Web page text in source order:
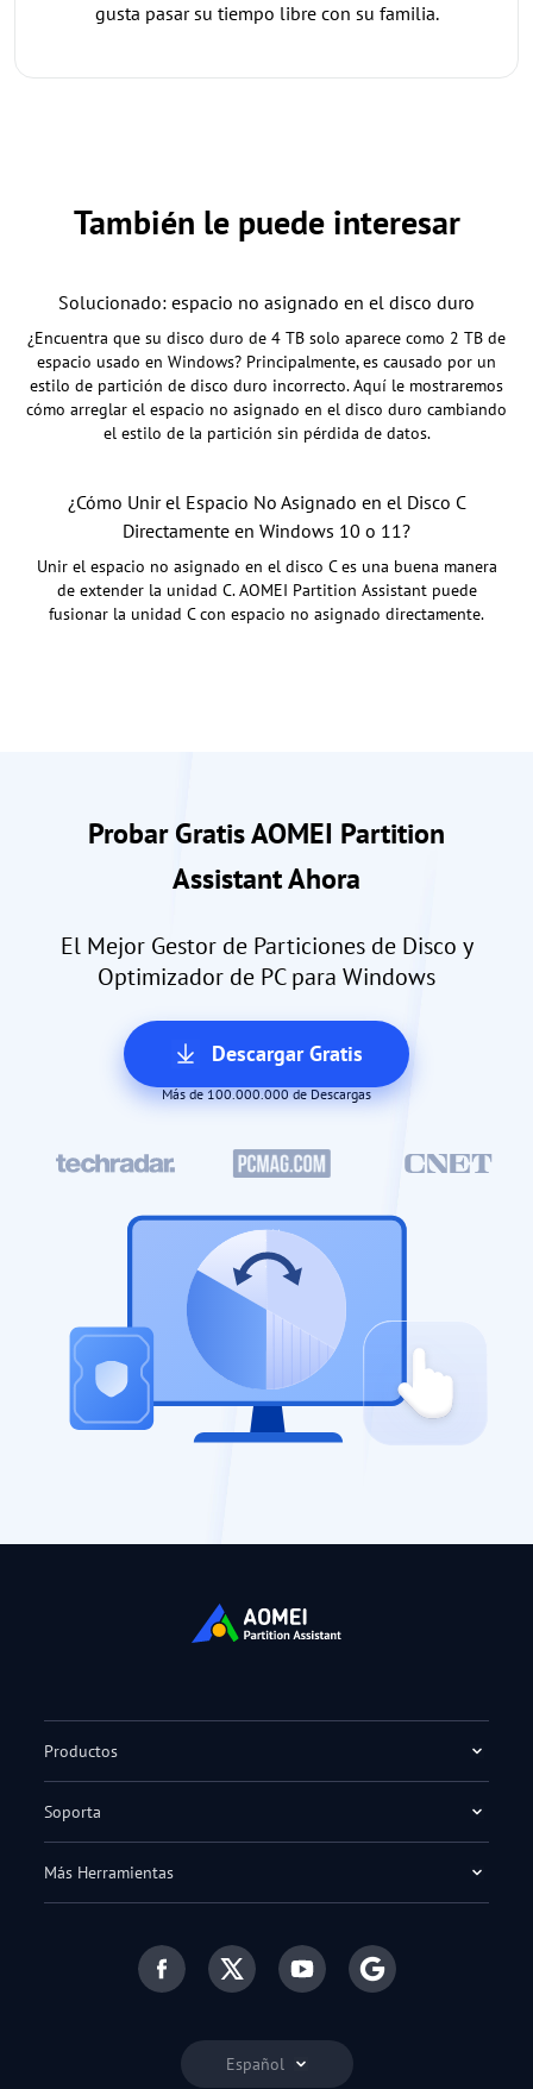
gusta pasar su tiempo libre con su familia.
También le puede interesar
Solucionado: espacio no asignado en el disco duro
¿Encuentra que su disco duro de 4 TB solo aparece como 2 TB de
espacio usado en Windows? Principalmente, es causado por un
estilo de partición de disco duro incorrecto. Aquí le mostraremos
cómo arreglar el espacio no asignado en el disco duro cambiando
el estilo de la partición sin pérdida de datos.
¿Cómo Unir el Espacio No Asignado en el Disco C
Directamente en Windows 10 o 11?
Unir el espacio no asignado en el disco C es una buena manera
de extender la unidad C. AOMEI Partition Assistant puede
fusionar la unidad C con espacio no asignado directamente.
Probar Gratis AOMEI Partition
Assistant Ahora
El Mejor Gestor de Particiones de Disco y
Optimizador de PC para Windows
Descargar Gratis
Más de 100.000.000 de Descargas
Español
Productos
Soporta
Más Herramientas